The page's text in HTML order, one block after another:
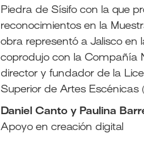
Piedra de Sísifo con la que
reconocimientos en la
obra representó a Jalisco en
coprodujo con la Compañía
director y fundador de la
Superior de Artes
Daniel Canto y Paulina
Apoyo en creación digital